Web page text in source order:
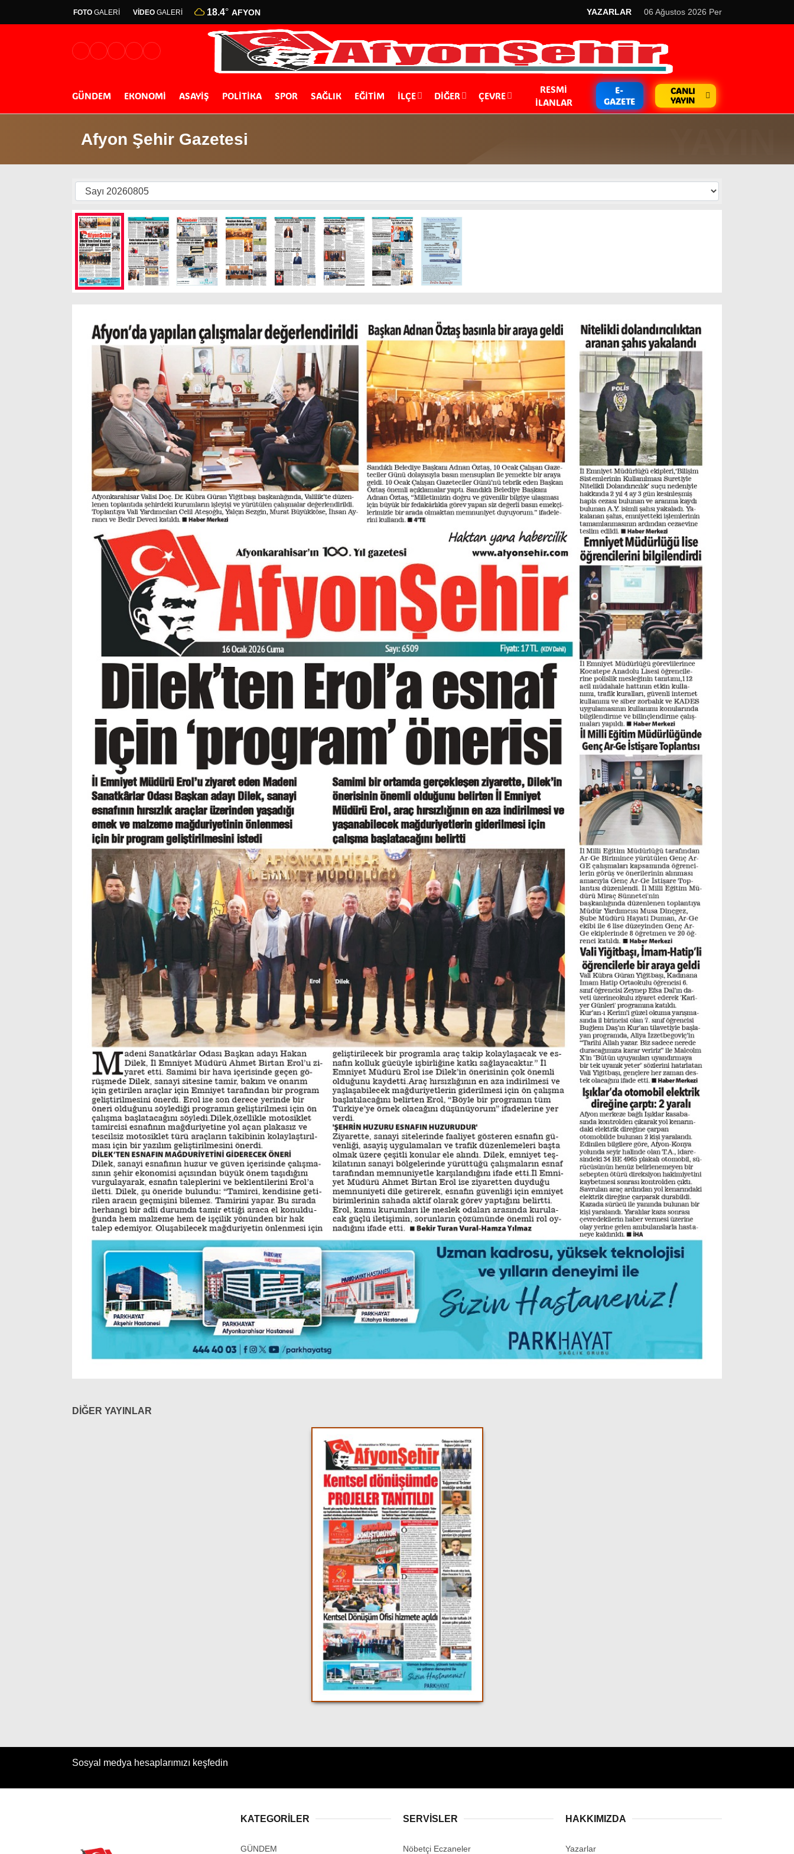
Dünya
Nöbetçi Eczaneler
SPOR
Puan Durumları
Magazin
Hava Durumu
SAĞLIK
Künye
Teknoloji
Gizlilik Politikası
WhatsApp İhbar Hattı
Instagram
FOTO GALERİ VİDEO GALERİ 18.4° AFYON YAZARLAR 06 Ağustos 2026 Per
GÜNDEM EKONOMİ ASAYİŞ POLİTİKA SPOR SAĞLIK EĞİTİM İLÇE DIĞER ÇEVRE
RESMI
İLANLAR
E-
GAZETE
CANLI
YAYIN
Afyon Şehir Gazetesi
DİĞER YAYINLAR
Sosyal medya hesaplarımızı keşfedin
KATEGORİLER
GÜNDEM
SERVİSLER
Nöbetçi Eczaneler
HAKKIMIZDA
Yazarlar